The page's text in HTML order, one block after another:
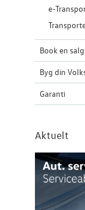
e-
Book en
Byg din
Garanti
Aktuelt